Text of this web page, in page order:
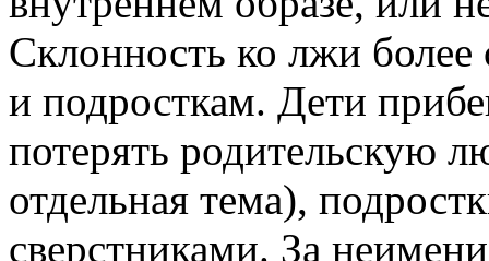
Склонность ко лжи более
и подросткам. Дети
потерять родительскую
отдельная тема),
сверстниками. За